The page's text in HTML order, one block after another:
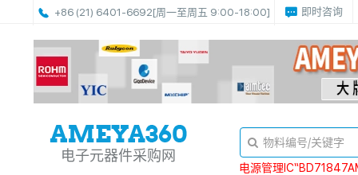
+86 (21) 6401-6692[周一至周五 9:00-18:00] 即时咨询
电子元器件采购网
电源管理